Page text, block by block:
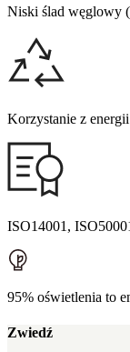
Niski ślad węglowy
Korzystanie z
ISO14001,
95% oświetlenia to
Zwiedź